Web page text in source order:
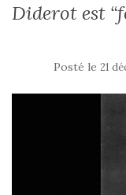
Diderot est
Posté le 21